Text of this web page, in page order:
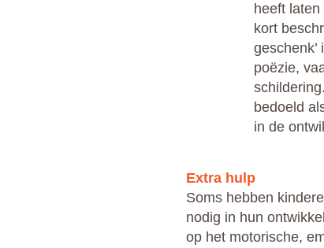
heeft
kort
poëzie,
bedoeld
in de
Extra hulp
Soms hebben
nodig in hun
op het motorische,